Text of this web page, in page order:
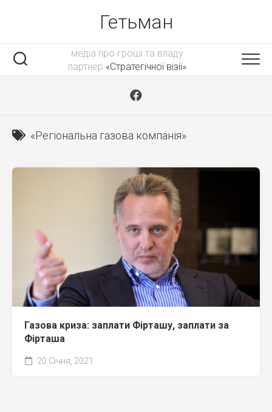
Гетьман
медіа про гроші та владу
партнер «Стратегічної візії»
«Регіональна газова компанія»
Газова криза: заплати Фірташу, заплати за
Фірташа
20 Січня, 2021